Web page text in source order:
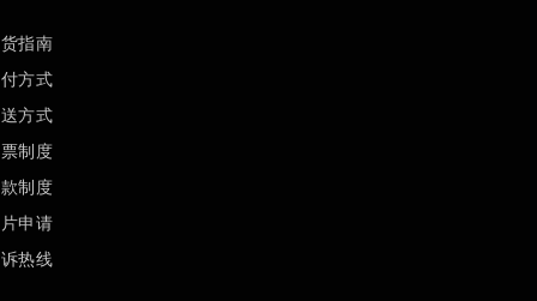
指南
方式
方式
制度
制度
申请
热线